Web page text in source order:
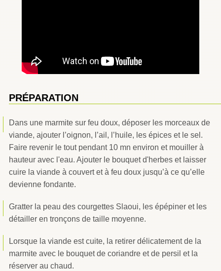
PRÉPARATION
Dans une marmite sur feu doux, déposer les morceaux de
viande, ajouter l’oignon, l’ail, l’huile, les épices et le sel.
Faire revenir le tout pendant 10 mn environ et mouiller à
hauteur avec l'eau. Ajouter le bouquet d'herbes et laisser
cuire la viande à couvert et à feu doux jusqu’à ce qu’elle
devienne fondante.
Gratter la peau des courgettes Slaoui, les épépiner et les
détailler en tronçons de taille moyenne.
Lorsque la viande est cuite, la retirer délicatement de la
marmite avec le bouquet de coriandre et de persil et la
réserver au chaud.